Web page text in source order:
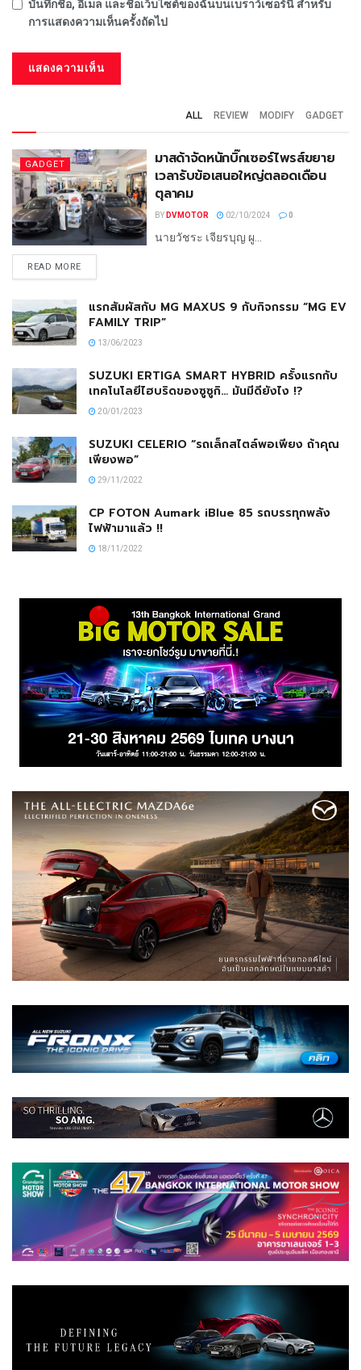
บันทึกชื่อ, อีเมล และชื่อเว็บไซต์ของฉันบนเบราว์เซอร์นี้ สำหรับ
การแสดงความเห็นครั้งถัดไป
ALL REVIEW MODIFY GADGET
GADGET
มาสด้าจัดหนักบิ๊กเซอร์ไพรส์ขยาย
เวลารับข้อเสนอใหญ่ตลอดเดือน
ตุลาคม
BY DVMOTOR 02/10/2024 0
นายวัชระ เจียรบุญ ผู...
READ MORE
แรกสัมผัสกับ MG MAXUS 9 กับกิจกรรม “MG EV
FAMILY TRIP”
13/06/2023
SUZUKI ERTIGA SMART HYBRID ครั้งแรกกับ
เทคโนโลยีไฮบริดของซูซูกิ… มันมีดียังไง !?
20/01/2023
SUZUKI CELERIO “รถเล็กสไตล์พอเพียง ถ้าคุณ
เพียงพอ”
29/11/2022
CP FOTON Aumark iBlue 85 รถบรรทุกพลัง
ไฟฟ้ามาแล้ว !!
18/11/2022